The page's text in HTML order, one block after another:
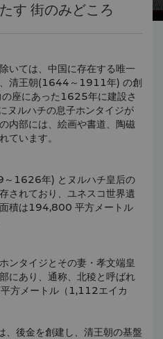
す 街のみどころ
いては、中国に存在する唯一
、清王朝(1644～1911年) の創
座にあった1625年に建設さ
ルハチの息子ホンタイジが
内部には、絵画や書道、陶磁
ています。
1626年) とヌルハチ皇后の
されており、ユネスコ世界遺
積は194,800 平方メートル
ンタイジとその妻・孝文端皇
にあり、通称、北稜と呼ばれ
方メートル（1,112エイカ
、後金を創建し、清王朝の基盤